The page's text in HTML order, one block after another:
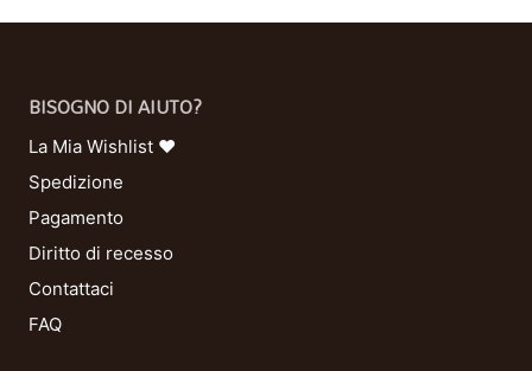
BISOGNO DI AIUTO?
La Mia Wishlist ❤
Spedizione
Pagamento
Diritto di recesso
Contattaci
FAQ